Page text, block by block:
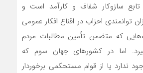
سازوکار شفاف و کارآمد است و
توانمندی احزاب در اقناع افکار عمومی
که متضمن تأمین مطالبات مردم
اما در کشورهای جهان سوم که
ندارد یا از قوام مستحکمی برخوردار